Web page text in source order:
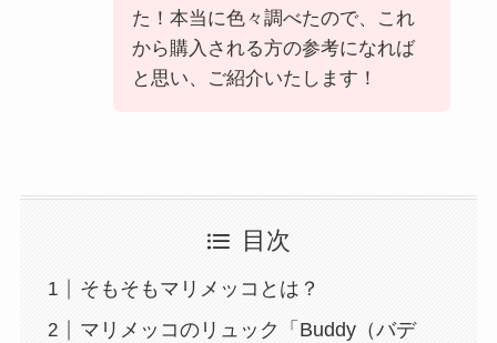
た！本当に色々調べたので、これ
から購入される方の参考になれば
と思い、ご紹介いたします！
目次
そもそもマリメッコとは？
マリメッコのリュック「Buddy（バデ